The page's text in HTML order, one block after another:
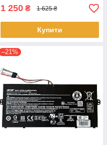
1 250 ₴ 1 625 ₴
Купити
–21%